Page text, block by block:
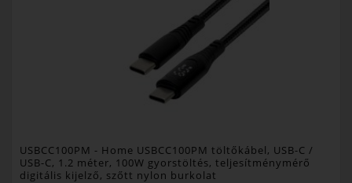
USBCC100PM - Home USBCC100PM töltőkábel, USB-C /
USB-C, 1.2 méter, 100W gyorstöltés, teljesítménymérő
digitális kijelző, szőtt nylon burkolat